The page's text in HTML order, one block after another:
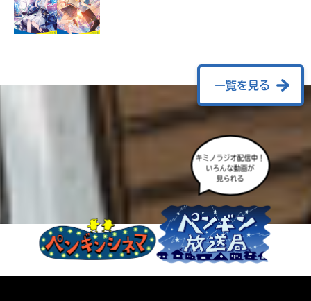
一覧を見る
キミノラジオ配信中！
いろんな動画が
見られる
も
度
み
て
ね
る